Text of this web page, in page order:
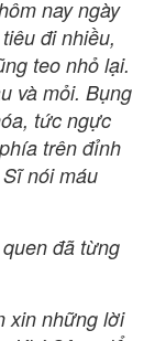
nay ngày
đi nhiều,
teo nhỏ lại.
và mỏi. Bụng
tức ngực
trên đỉnh
nói máu
đã từng
xin những lời